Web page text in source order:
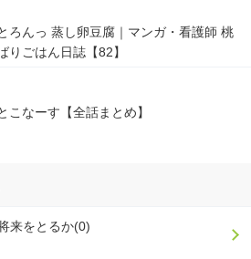
ろんっ 蒸し卵豆腐｜マンガ・看護師 桃
りごはん日誌【82】
こなーす【全話まとめ】
来をとるか(0)